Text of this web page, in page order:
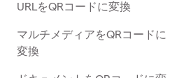
URLをQRコードに変換
マルチメディアをQRコードに
変換